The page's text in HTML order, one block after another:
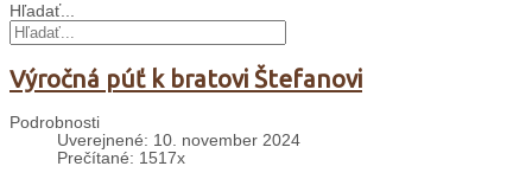
Hľadať...
Výročná púť k bratovi Štefanovi
Podrobnosti
Uverejnené: 10. november 2024
Prečítané: 1517x